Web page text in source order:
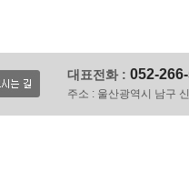
대표전화 : 052-
주소 : 울산광역시 남구